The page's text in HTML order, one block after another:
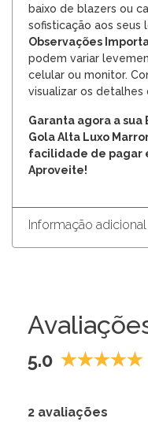
baixo de blazers ou
sofisticação aos
Observações
podem variar
celular ou monitor.
visualizar os detalhes
Garanta agora a sua
Gola Alta Luxo
facilidade de pagar
Aproveite!
Informação adicional
5.0
2 avaliações